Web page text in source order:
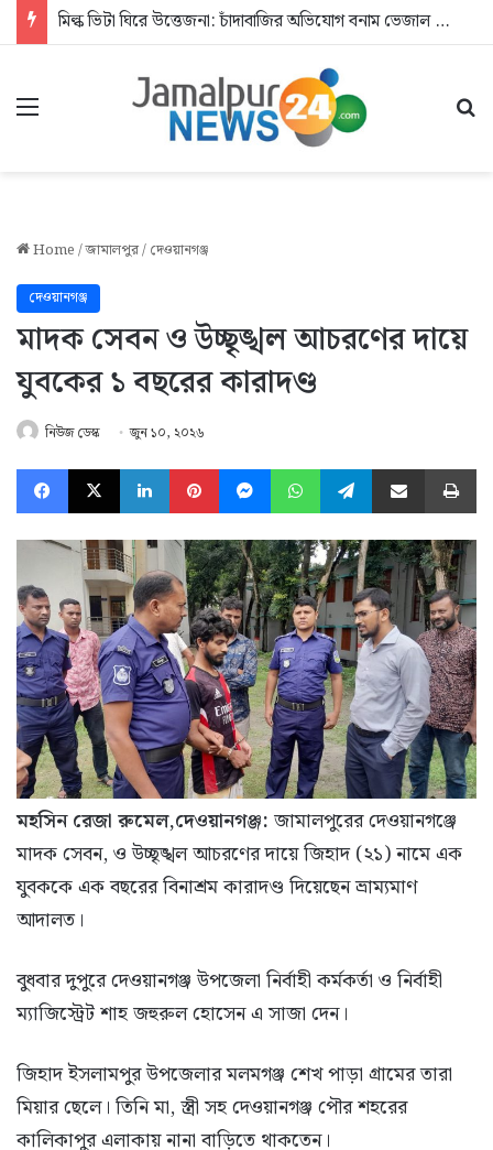
মিল্ক ভিটা ঘিরে উত্তেজনা: চাঁদাবাজির অভিযোগ বনাম ভেজাল দুধের জিডি
Menu
Home/জামালপুর/দেওয়ানগঞ্জ
দেওয়ানগঞ্জ
মাদক সেবন ও উচ্ছৃঙ্খল আচরণের দায়ে
যুবকের ১ বছরের কারাদণ্ড
নিউজ ডেস্ক জুন ১০, ২০২৬
Facebook
X LinkedInPinterestMessengerWhatsAppTelegramShare via Email
মহসিন রেজা রুমেল,দেওয়ানগঞ্জ: জামালপুরের দেওয়ানগঞ্জে
মাদক সেবন, ও উচ্ছৃঙ্খল আচরণের দায়ে জিহাদ (২১) নামে এক
যুবককে এক বছরের বিনাশ্রম কারাদণ্ড দিয়েছেন ভ্রাম্যমাণ
আদালত।
বুধবার দুপুরে দেওয়ানগঞ্জ উপজেলা নির্বাহী কর্মকর্তা ও নির্বাহী
ম্যাজিস্ট্রেট শাহ জহুরুল হোসেন এ সাজা দেন।
জিহাদ ইসলামপুর উপজেলার মলমগঞ্জ শেখ পাড়া গ্রামের তারা
মিয়ার ছেলে। তিনি মা, স্ত্রী সহ দেওয়ানগঞ্জ পৌর শহরের
কালিকাপুর এলাকায় নানা বাড়িতে থাকতেন।